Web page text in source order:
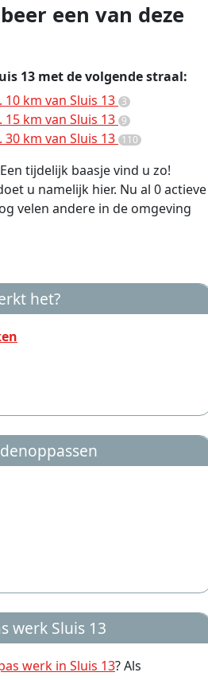
een van deze
13 met de volgende straal:
km van Sluis 13 3
km van Sluis 13 9
km van Sluis 13 110
tijdelijk baasje vind u zo!
u namelijk hier. Nu al 0 actieve
velen andere in de omgeving
het?
werk Sluis 13
werk in Sluis 13? Als